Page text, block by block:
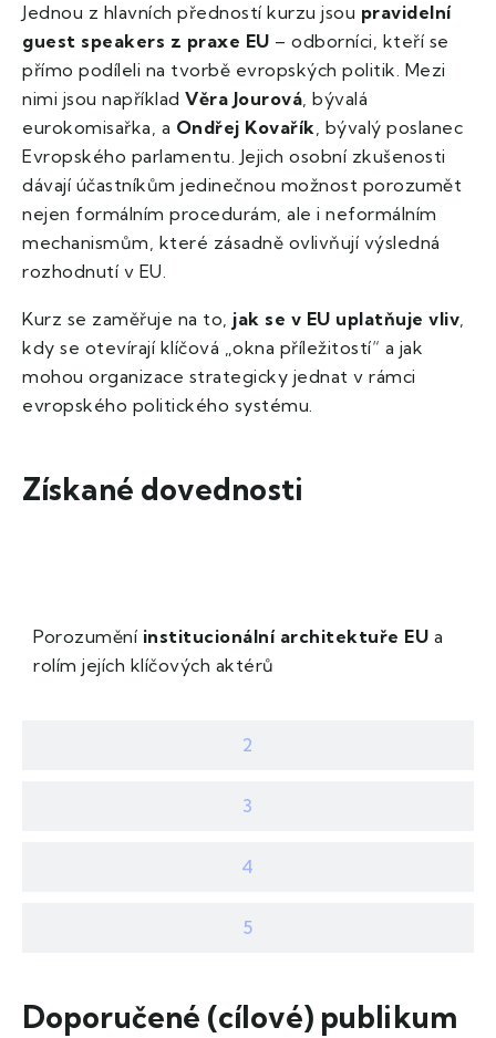
Jednou z hlavních předností kurzu jsou pravidelní
guest speakers z praxe EU – odborníci, kteří se
přímo podíleli na tvorbě evropských politik. Mezi
nimi jsou například Věra Jourová, bývalá
eurokomisařka, a Ondřej Kovařík, bývalý poslanec
Evropského parlamentu. Jejich osobní zkušenosti
dávají účastníkům jedinečnou možnost porozumět
nejen formálním procedurám, ale i neformálním
mechanismům, které zásadně ovlivňují výsledná
rozhodnutí v EU.
Kurz se zaměřuje na to, jak se v EU uplatňuje vliv,
kdy se otevírají klíčová „okna příležitostí“ a jak
mohou organizace strategicky jednat v rámci
evropského politického systému.
Získané dovednosti
2
3
4
5
Porozumění institucionální architektuře EU a
rolím jejích klíčových aktérů
Doporučené (cílové) publikum